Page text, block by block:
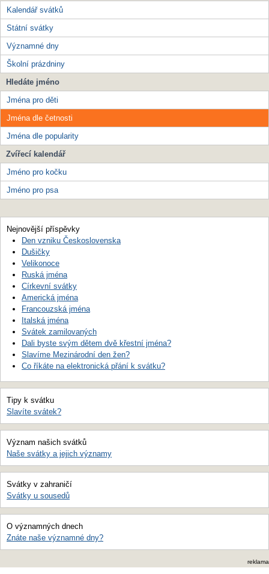
Kalendář svátků
Státní svátky
Významné dny
Školní prázdniny
Hledáte jméno
Jména pro děti
Jména dle četnosti
Jména dle popularity
Zvířecí kalendář
Jméno pro kočku
Jméno pro psa
Nejnovější příspěvky
Den vzniku Československa
Dušičky
Velikonoce
Ruská jména
Církevní svátky
Americká jména
Francouzská jména
Italská jména
Svátek zamilovaných
Dali byste svým dětem dvě křestní jména?
Slavíme Mezinárodní den žen?
Co říkáte na elektronická přání k svátku?
Tipy k svátku
Slavíte svátek?
Význam našich svátků
Naše svátky a jejich významy
Svátky v zahraničí
Svátky u sousedů
O významných dnech
Znáte naše významné dny?
reklama